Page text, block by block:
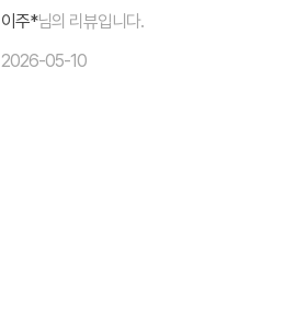
이주*님의 리뷰입니다.
2026-05-10